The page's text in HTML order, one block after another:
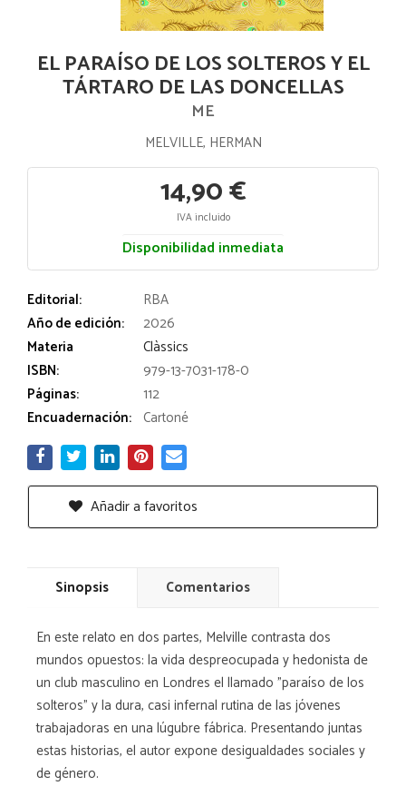
EL PARAÍSO DE LOS SOLTEROS Y EL
TÁRTARO DE LAS DONCELLAS
ME
MELVILLE, HERMAN
14,90 €
IVA incluido
Disponibilidad inmediata
Editorial:
RBA
Año de edición:
2026
Materia
Clàssics
ISBN:
979-13-7031-178-0
Páginas:
112
Encuadernación: Cartoné
Añadir a favoritos
Sinopsis Comentarios
En este relato en dos partes, Melville contrasta dos
mundos opuestos: la vida despreocupada y hedonista de
un club masculino en Londres el llamado "paraíso de los
solteros" y la dura, casi infernal rutina de las jóvenes
trabajadoras en una lúgubre fábrica. Presentando juntas
estas historias, el autor expone desigualdades sociales y
de género.